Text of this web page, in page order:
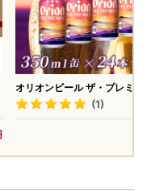
オリオンビール ザ・プレミ
24本
(1)